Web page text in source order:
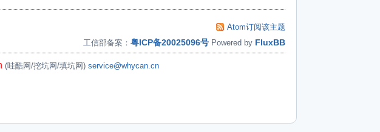
Atom订阅该主题
工信部备案： 粤ICP备20025096号 Powered by FluxBB
(哇酷网/挖坑网/填坑网) service@whycan.cn